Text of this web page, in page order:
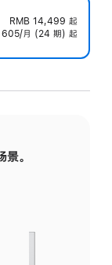
RMB 14,499 起
605/月 (24 期) 起
。